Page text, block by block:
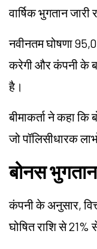
वार्षिक भुगतान जारी
नवीनतम घोषणा
करेगी और कंपनी के
है।
बीमाकर्ता ने कहा कि
जो पॉलिसीधारक
बोनस
कंपनी के अनुसार,
घोषित राशि से